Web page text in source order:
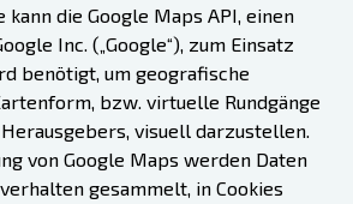
die Google Maps API, einen
Inc. („Google“), zum Einsatz
benötigt, um geografische
bzw. virtuelle Rundgänge
visuell darzustellen.
von Google Maps werden Daten
gesammelt, in Cookies